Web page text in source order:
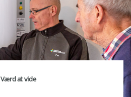
Værd at vide